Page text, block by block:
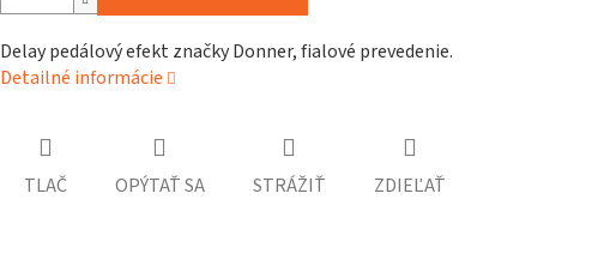
Delay pedálový efekt značky Donner, fialové prevedenie.
Detailné informácie
TLAČ OPÝTAŤ SA STRÁŽIŤ ZDIEĽAŤ